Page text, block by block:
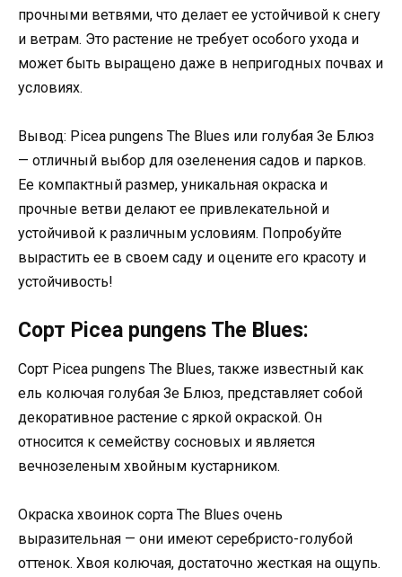
прочными ветвями, что делает ее устойчивой к снегу
и ветрам. Это растение не требует особого ухода и
может быть выращено даже в непригодных почвах и
условиях.
Вывод: Picea pungens The Blues или голубая Зе Блюз
— отличный выбор для озеленения садов и парков.
Ее компактный размер, уникальная окраска и
прочные ветви делают ее привлекательной и
устойчивой к различным условиям. Попробуйте
вырастить ее в своем саду и оцените его красоту и
устойчивость!
Сорт Picea pungens The Blues:
Сорт Picea pungens The Blues, также известный как
ель колючая голубая Зе Блюз, представляет собой
декоративное растение с яркой окраской. Он
относится к семейству сосновых и является
вечнозеленым хвойным кустарником.
Окраска хвоинок сорта The Blues очень
выразительная — они имеют серебристо-голубой
оттенок. Хвоя колючая, достаточно жесткая на ощупь.